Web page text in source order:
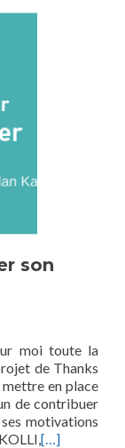
son
moi toute la
de Thanks
en place
de contribuer
motivations
[…]